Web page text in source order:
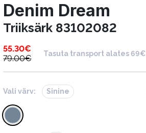
Denim Dream
Triiksärk 83102082
55.30€
79.00€
Tasuta transport alates 69€
Vali värv: Sinine